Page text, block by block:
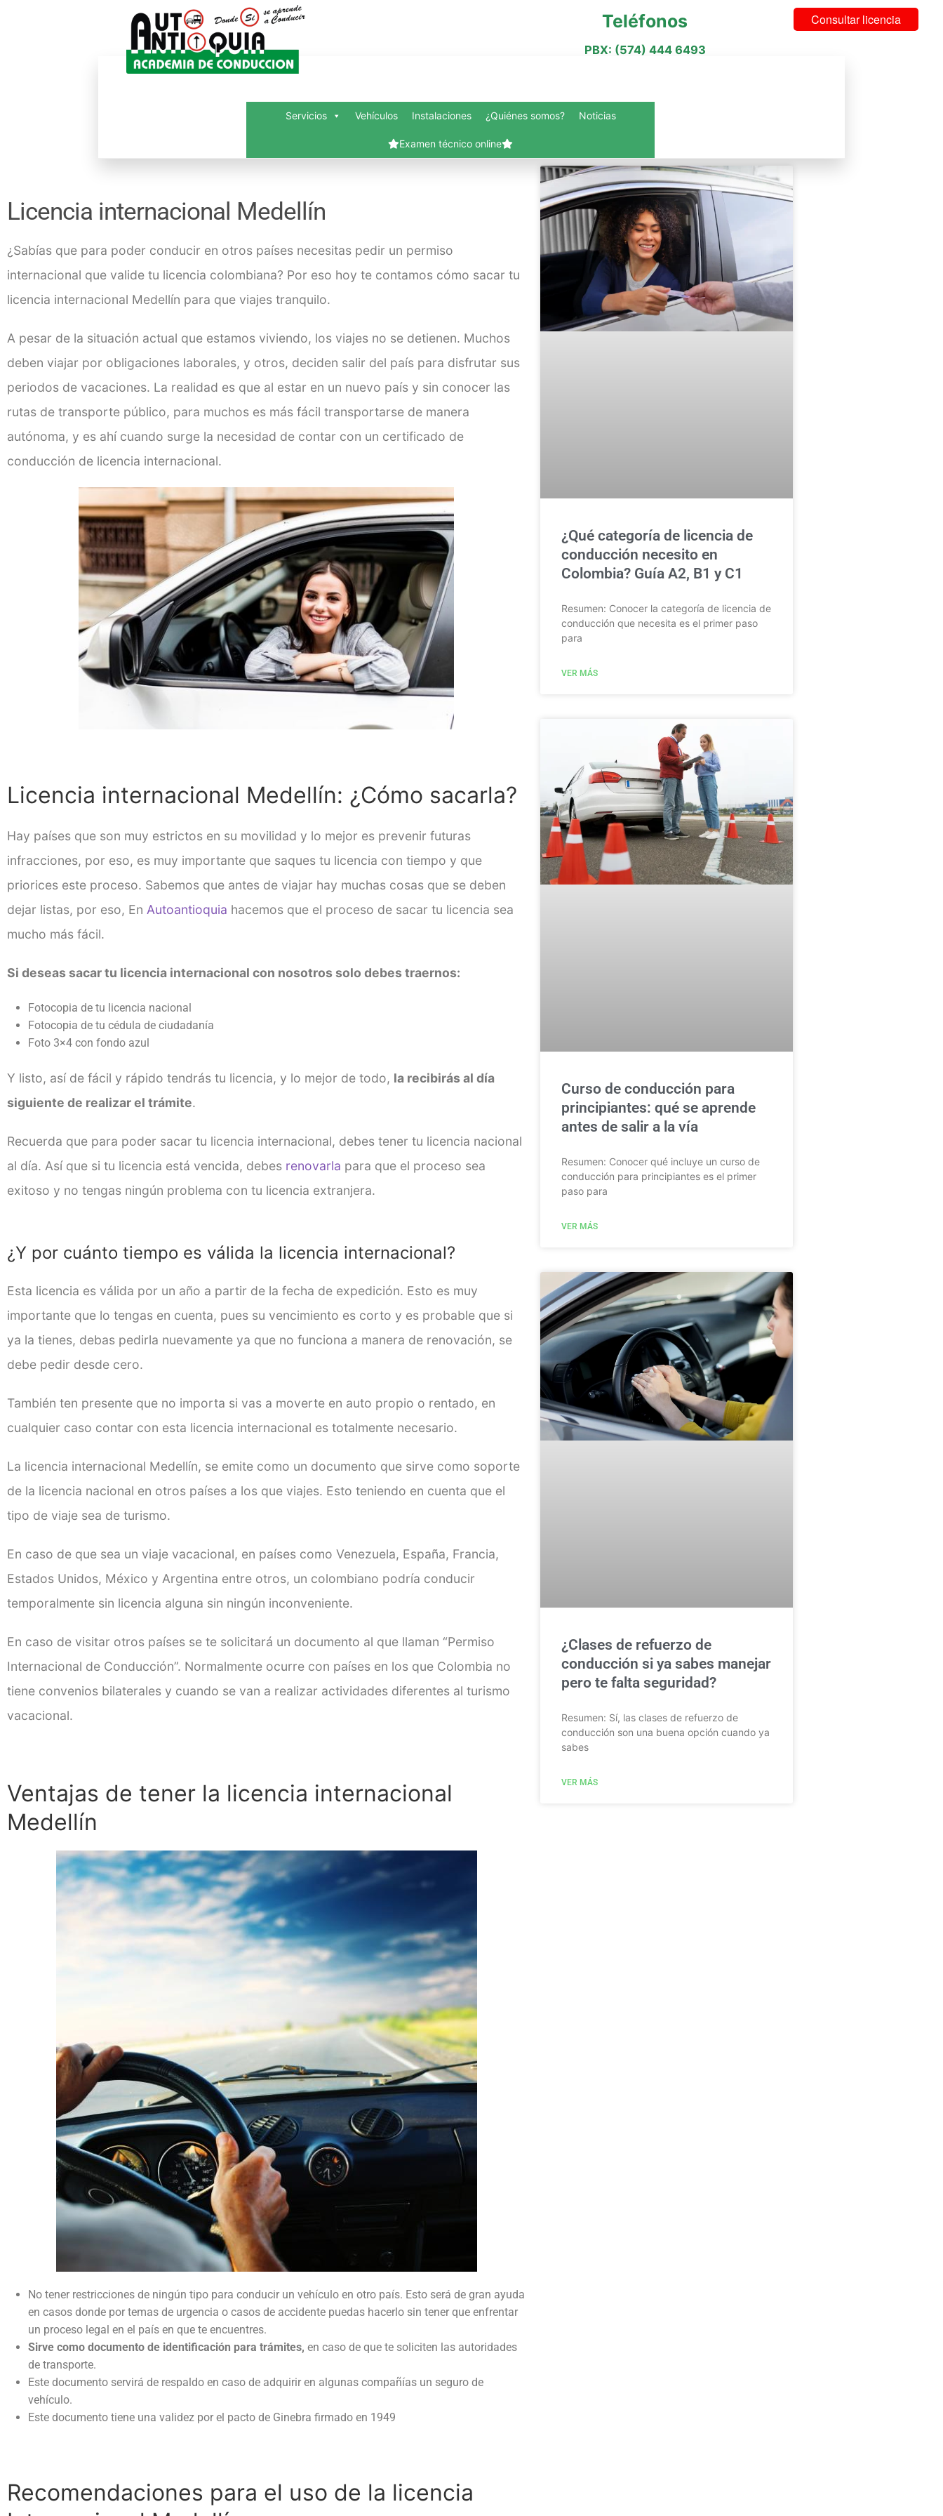
Teléfonos
PBX: (574) 444 6493
Consultar licencia
Servicios Vehículos Instalaciones ¿Quiénes somos? Noticias
Examen técnico online
Finalizar compraMi cuentaServicios
Slide Anything Popup Preview
Licencia internacional Medellín
¿Sabías que para poder conducir en otros países necesitas pedir un permiso
internacional que valide tu licencia colombiana? Por eso hoy te contamos cómo sacar tu
licencia internacional Medellín para que viajes tranquilo.
A pesar de la situación actual que estamos viviendo, los viajes no se detienen. Muchos
deben viajar por obligaciones laborales, y otros, deciden salir del país para disfrutar sus
periodos de vacaciones. La realidad es que al estar en un nuevo país y sin conocer las
rutas de transporte público, para muchos es más fácil transportarse de manera
autónoma, y es ahí cuando surge la necesidad de contar con un certificado de
conducción de licencia internacional.
Licencia internacional Medellín: ¿Cómo sacarla?
Hay países que son muy estrictos en su movilidad y lo mejor es prevenir futuras
infracciones, por eso, es muy importante que saques tu licencia con tiempo y que
priorices este proceso. Sabemos que antes de viajar hay muchas cosas que se deben
dejar listas, por eso, En Autoantioquia hacemos que el proceso de sacar tu licencia sea
mucho más fácil.
Si deseas sacar tu licencia internacional con nosotros solo debes traernos:
Fotocopia de tu licencia nacional
Fotocopia de tu cédula de ciudadanía
Foto 3×4 con fondo azul
Y listo, así de fácil y rápido tendrás tu licencia, y lo mejor de todo, la recibirás al día
siguiente de realizar el trámite.
Recuerda que para poder sacar tu licencia internacional, debes tener tu licencia nacional
al día. Así que si tu licencia está vencida, debes renovarla para que el proceso sea
exitoso y no tengas ningún problema con tu licencia extranjera.
¿Y por cuánto tiempo es válida la licencia internacional?
Esta licencia es válida por un año a partir de la fecha de expedición. Esto es muy
importante que lo tengas en cuenta, pues su vencimiento es corto y es probable que si
ya la tienes, debas pedirla nuevamente ya que no funciona a manera de renovación, se
debe pedir desde cero.
También ten presente que no importa si vas a moverte en auto propio o rentado, en
cualquier caso contar con esta licencia internacional es totalmente necesario.
La licencia internacional Medellín, se emite como un documento que sirve como soporte
de la licencia nacional en otros países a los que viajes. Esto teniendo en cuenta que el
tipo de viaje sea de turismo.
En caso de que sea un viaje vacacional, en países como Venezuela, España, Francia,
Estados Unidos, México y Argentina entre otros, un colombiano podría conducir
temporalmente sin licencia alguna sin ningún inconveniente.
En caso de visitar otros países se te solicitará un documento al que llaman “Permiso
Internacional de Conducción”. Normalmente ocurre con países en los que Colombia no
tiene convenios bilaterales y cuando se van a realizar actividades diferentes al turismo
vacacional.
Ventajas de tener la licencia internacional
Medellín
No tener restricciones de ningún tipo para conducir un vehículo en otro país. Esto será de gran ayuda
en casos donde por temas de urgencia o casos de accidente puedas hacerlo sin tener que enfrentar
un proceso legal en el país en que te encuentres.
Sirve como documento de identificación para trámites, en caso de que te soliciten las autoridades
de transporte.
Este documento servirá de respaldo en caso de adquirir en algunas compañías un seguro de
vehículo.
Este documento tiene una validez por el pacto de Ginebra firmado en 1949
Recomendaciones para el uso de la licencia
¿Qué categoría de licencia de
conducción necesito en
Colombia? Guía A2, B1 y C1
Resumen: Conocer la categoría de licencia de
conducción que necesita es el primer paso
para
VER MÁS
Curso de conducción para
principiantes: qué se aprende
antes de salir a la vía
Resumen: Conocer qué incluye un curso de
conducción para principiantes es el primer
paso para
VER MÁS
¿Clases de refuerzo de
conducción si ya sabes manejar
pero te falta seguridad?
Resumen: Sí, las clases de refuerzo de
conducción son una buena opción cuando ya
sabes
VER MÁS